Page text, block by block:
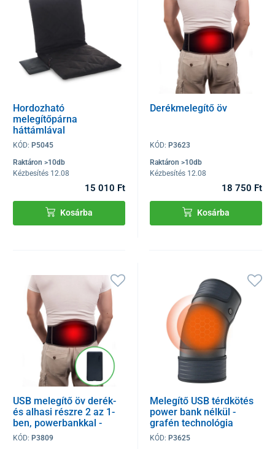
Hordozható
melegítőpárna
háttámlával
KÓD: P5045
Raktáron >10db
Kézbesítés 12.08
15 010 Ft
Kosárba
Derékmelegítő öv
KÓD:P3623
Raktáron >10db
Kézbesítés 12.08
18 750 Ft
Kosárba
USB melegítő öv derék-
és alhasi részre 2 az 1-
ben, powerbankkal -
grafén technológia
KÓD: P3809
Melegítő USB térdkötés
power bank nélkül -
grafén technológia
KÓD:P3625